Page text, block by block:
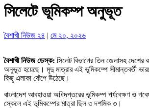
সিলেটে ভূমিকম্প অনুভূত
বৈশাখী নিউজ ২৪ | মে ২০, ২০২৬
বৈশাখী নিউজ ডেস্ক: সিলেট বিভাগের তিন জেলাসহ
অনুভূত হয়েছে। মৃদু মাত্রার এই ভূমিকম্পে সীমান্তবর্তী
কিছু এলাকা কেঁপে উঠেছে।
বাংলাদেশ আবহাওয়া অধিদপ্তরের ভূমিকম্প পর্যবেক্ষণ ও
স্কেলে এই ভূমিকম্পের মাত্রা ছিল ৩ দশমিক ৩।